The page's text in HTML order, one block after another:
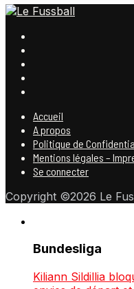
Accueil
A propos
Politique de
Mentions légales –
Se connecter
Copyright ©2026 Le
Bundesliga
Kiliann Sildillia